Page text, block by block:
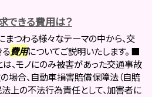
できる費用は？
まつわる様々なテーマの中から、交
費用についてご説明いたします。 ■
、モノにのみ被害があった交通事故
場合、自動車損害賠償保障法（自賠
上の不法行為責任として、加害者に